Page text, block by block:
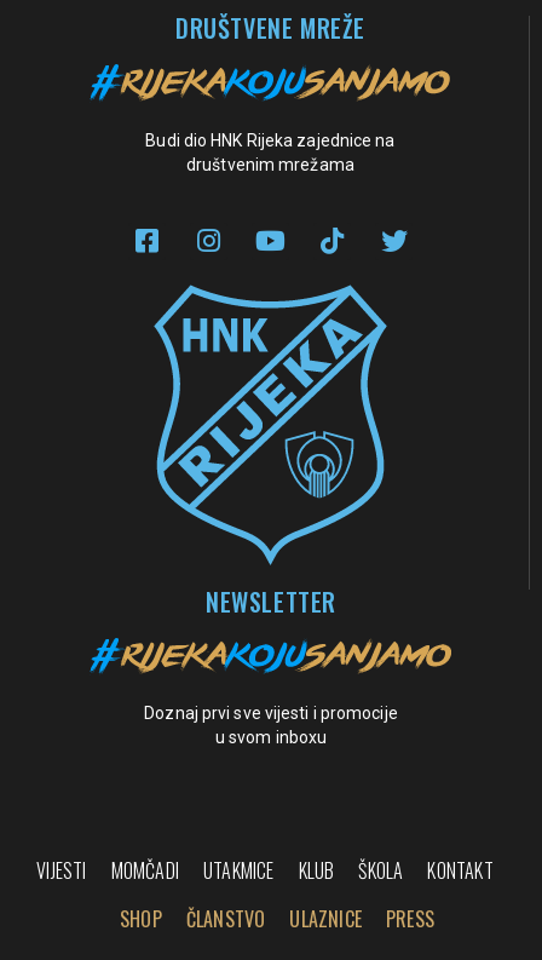
DRUŠTVENE MREŽE
Budi dio HNK Rijeka zajednice na
društvenim mrežama
NEWSLETTER
Doznaj prvi sve vijesti i promocije
u svom inboxu
VIJESTI MOMČADI UTAKMICE KLUB ŠKOLA
KONTAKT
SHOP
ČLANSTVO ULAZNICE PRESS